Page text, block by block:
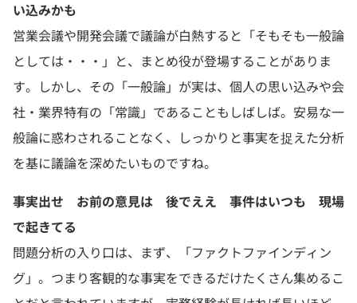
い込みかも
営業会議や開発会議で議論が白熱すると「そもそも一般論
としては・・・」と、まとめ役が登場することがありま
す。しかし、その「一般論」が実は、個人の思い込みや会
社・業界特有の「常識」であることもしばしば。安易な一
般論に惑わされることなく、しっかりと事実を捉えた分析
を基に議論を深めたいものですね。
事実出せ お前の意見は 後でええ 事件はいつも 現場
で起きてる
問題分析の入り口は、まず、「ファクトファインディン
グ」。つまり客観的な事実をできるだけたくさん集めるこ